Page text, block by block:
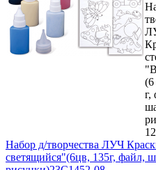
(6
г,
Набор д/творчества ЛУЧ
светящийся"(6цв, 135г, файл,